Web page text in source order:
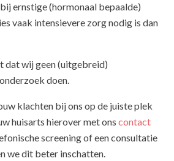
ernstige (hormonaal bepaalde)
vaak intensievere zorg nodig is dan
dat wij geen (uitgebreid)
doen.
klachten bij ons op de juiste plek
huisarts hierover met ons contact
screening of een consultatie
we dit beter inschatten.